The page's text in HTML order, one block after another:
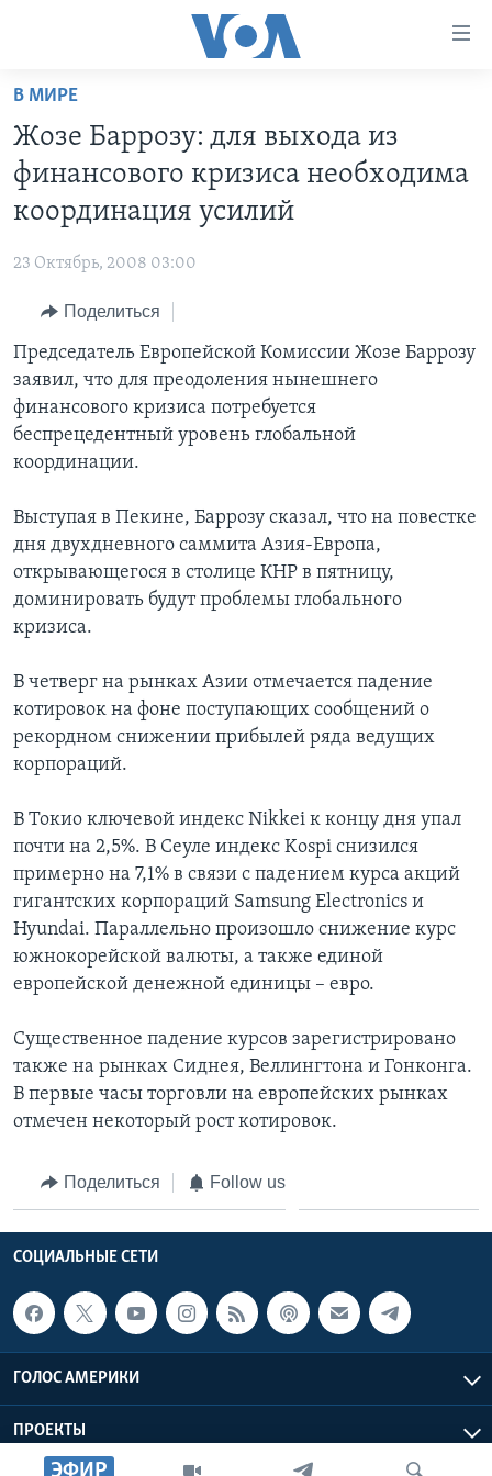
Перейти
основной
контент
Перейти
основной
навигации
Перейти
поиск
ПРОГРАММЫ
ИТОГИ
ПОЧЕМУ ЭТО ВАЖНО?
ДИСКУССИЯ VOA
ДЕТАЛИ
НЬЮ-ЙОРК NEW YORK
АМЕРИКА. БОЛЬШОЕ ПУТЕШЕСТВИЕ
ПРОЕКТЫ
НАША АМЕРИКАНСКАЯ ИСТОРИЯ
А КАК В АМЕРИКЕ?
АРТЕФАКТЫ
АМЕРИКАНСКИЕ ГОРОДКИ
ТЕСТЫ
ИНТЕРВЬЮ
ФАКТЫ ПРОТИВ ФЕЙКОВ
ЗА СВОБОДУ ПРЕССЫ
УЧИМ АНГЛИЙСКИЙ
ВИДЕО
ПОДПИСКА НА НОВОСТИ
Learning English
Языки
ЭФИР
В МИРЕ
Жозе Баррозу: для выхода из
финансового кризиса необходима
координация усилий
23 Октябрь, 2008 03:00
Поделиться
Председатель Европейской Комиссии Жозе Баррозу
заявил, что для преодоления нынешнего
финансового кризиса потребуется
беспрецедентный уровень глобальной
координации.
Выступая в Пекине, Баррозу сказал, что на повестке
дня двухдневного саммита Азия-Европа,
открывающегося в столице КНР в пятницу,
доминировать будут проблемы глобального
кризиса.
В четверг на рынках Азии отмечается падение
котировок на фоне поступающих сообщений о
рекордном снижении прибылей ряда ведущих
корпораций.
В Токио ключевой индекс Nikkei к концу дня упал
почти на 2,5%. В Сеуле индекс Kospi снизился
примерно на 7,1% в связи с падением курса акций
гигантских корпораций Samsung Electronics и
Hyundai. Параллельно произошло снижение курс
южнокорейской валюты, а также единой
европейской денежной единицы – евро.
Существенное падение курсов зарегистрировано
также на рынках Сиднея, Веллингтона и Гонконга.
В первые часы торговли на европейских рынках
отмечен некоторый рост котировок.
Поделиться Follow us
СОЦИАЛЬНЫЕ СЕТИ
ГОЛОС АМЕРИКИ
ПРОЕКТЫ